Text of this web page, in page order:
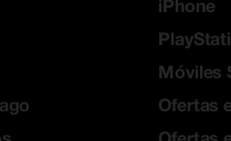
iPhone
Móviles
Ofertas